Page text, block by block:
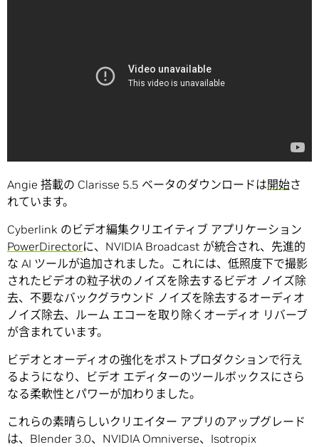
Angie 搭載の Clarisse 5.5 ベータのダウンロードは開始さ
れています。
Cyberlink のビデオ編集クリエイティブ アプリケーション
PowerDirectorに、NVIDIA Broadcast が統合され、先進的
な AI ツールが追加されました。これには、低照度下で撮影
されたビデオの粒子状のノイズを除去するビデオ ノイズ除
去、不要なバックグラウンド ノイズを除去するオーディオ
ノイズ除去、ルーム エコーを取り除くオーディオ リバーブ
が含まれています。
ビデオとオーディオの強化をポストプロダクションで行え
るようになり、ビデオ エディターのツールボックスにさら
なる柔軟性とパワーが加わりました。
これらの素晴らしいクリエイター アプリのアップグレード
は、Blender 3.0、NVIDIA Omniverse、Isotropix